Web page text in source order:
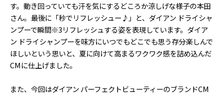
す。動き回っていても汗を気にするどころか涼しげな様子の本田
さん。最後に「秒でリフレッシュー♪」と、ダイアン ドライシャ
ンプーで瞬間※3リフレッシュする姿を表現しています。ダイア
ン ドライシャンプーを味方にいつでもどこでも思う存分楽しんで
ほしいという思いと、夏に向けて高まるワクワク感を詰め込んだ
CMに仕上げました。
また、今回はダイアン パーフェクトビューティーのブランドCM